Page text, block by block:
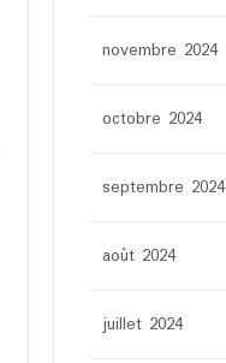
novembre 2024
octobre 2024
septembre 2024
août 2024
juillet 2024